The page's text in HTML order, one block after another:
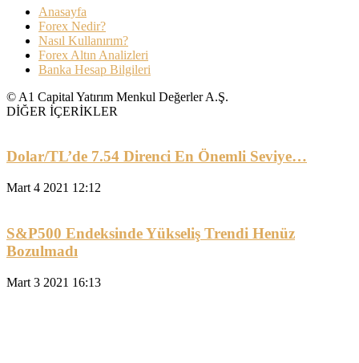
Anasayfa
Forex Nedir?
Nasıl Kullanırım?
Forex Altın Analizleri
Banka Hesap Bilgileri
© A1 Capital Yatırım Menkul Değerler A.Ş.
DİĞER İÇERİKLER
Dolar/TL’de 7.54 Direnci En Önemli Seviye…
Mart 4 2021 12:12
S&P500 Endeksinde Yükseliş Trendi Henüz
Bozulmadı
Mart 3 2021 16:13